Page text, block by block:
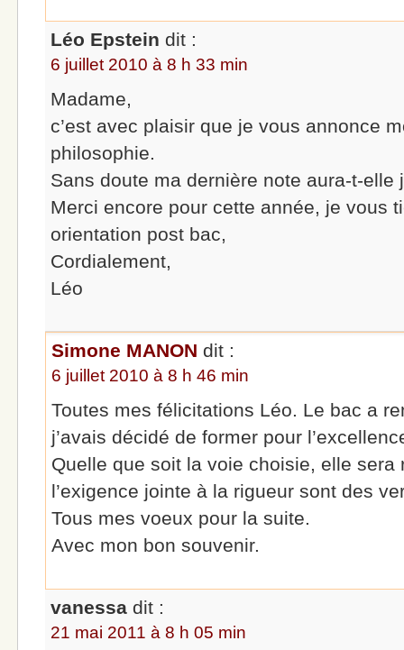
Léo Epstein dit :
6 juillet 2010 à 8 h 33 min
Madame,
c’est avec plaisir que je vous annonce
philosophie.
Sans doute ma dernière note aura-t-elle
Merci encore pour cette année, je vous
orientation post bac,
Cordialement,
Léo
Simone MANON dit :
6 juillet 2010 à 8 h 46 min
Toutes mes félicitations Léo. Le bac a
j’avais décidé de former pour
Quelle que soit la voie choisie, elle sera
l’exigence jointe à la rigueur sont des
Tous mes voeux pour la suite.
Avec mon bon souvenir.
vanessa dit :
21 mai 2011 à 8 h 05 min